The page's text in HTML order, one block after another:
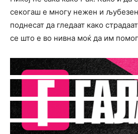
секогаш е многу нежен и
поднесат да гледаат како
се што е во нивна моќ да им